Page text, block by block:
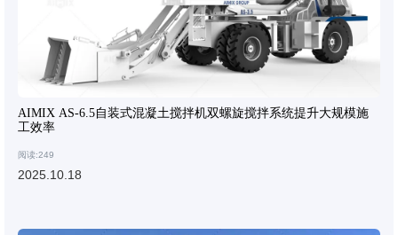
AIMIX AS-6.5自装式混凝土搅拌机双螺旋搅拌系统提升大规模施
工效率
阅读:249
2025.10.18